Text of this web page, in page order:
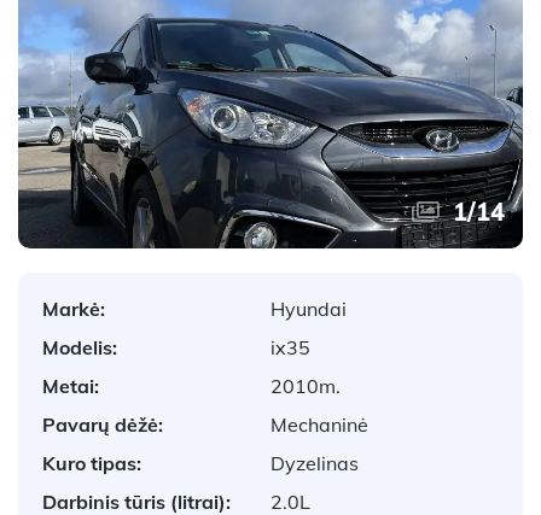
1/14
Markė:
Hyundai
Modelis:
ix35
Metai:
2010m.
Pavarų dėžė:
Mechaninė
Kuro tipas:
Dyzelinas
Darbinis tūris (litrai):
2.0L